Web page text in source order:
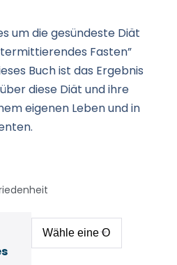
um die gesündeste Diät
Fasten”
Buch ist das Ergebnis
diese Diät und ihre
eigenen Leben und in